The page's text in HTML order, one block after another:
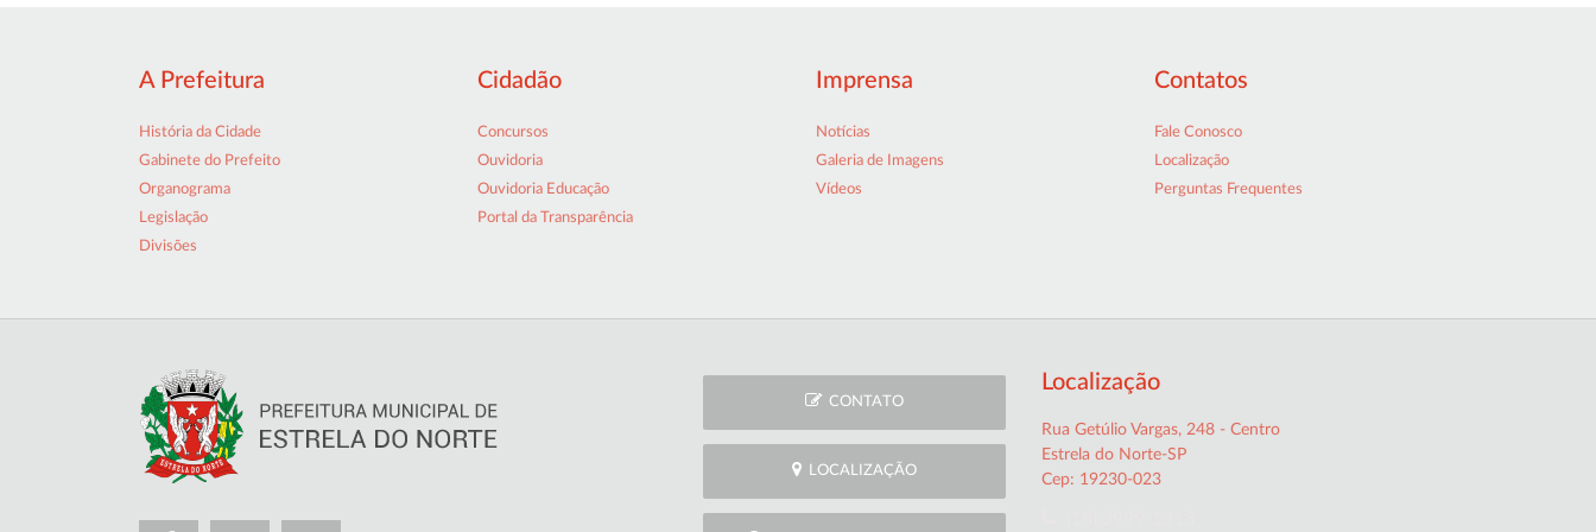
A Prefeitura
História da Cidade
Gabinete do Prefeito
Organograma
Legislação
Divisões
Cidadão
Concursos
Ouvidoria
Ouvidoria Educação
Portal da Transparência
Imprensa
Notícias
Galeria de Imagens
Vídeos
Contatos
Fale Conosco
Localização
Perguntas Frequentes
CONTATO
LOCALIZAÇÃO
Localização
Rua Getúlio Vargas, 248 - Centro
Estrela do Norte-SP
Cep: 19230-023